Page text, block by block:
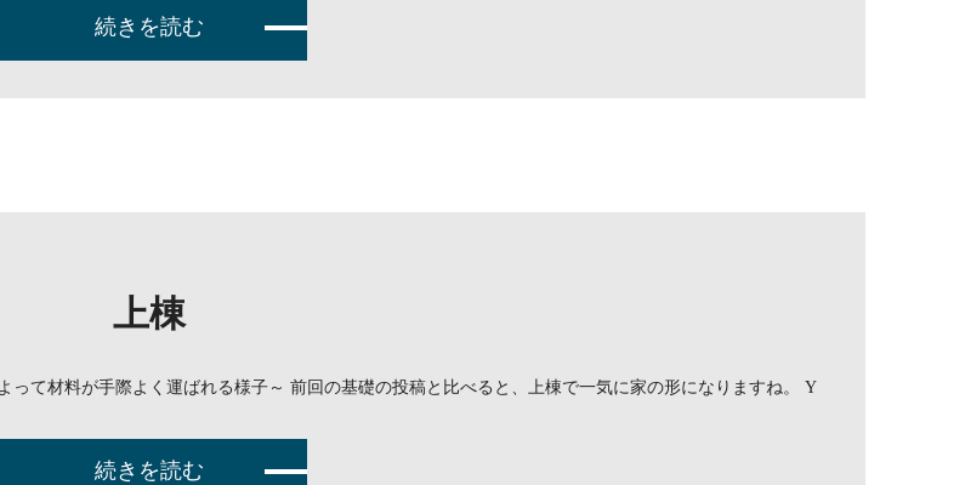
続きを読む
上棟
て材料が手際よく運ばれる様子～ 前回の基礎の投稿と比べると、上棟で一気に家の形になりますね。 Y
続きを読む